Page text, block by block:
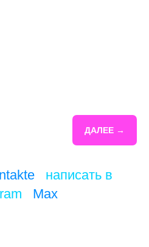
ДАЛЕЕ →
/ написать в
Max